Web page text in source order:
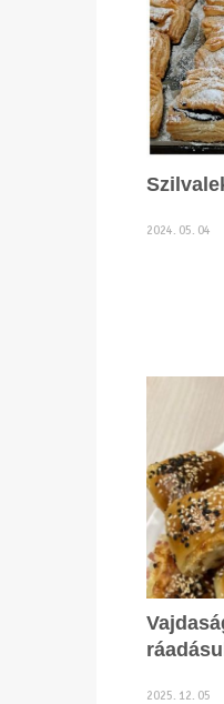
2024. 05. 04
2025. 12. 05